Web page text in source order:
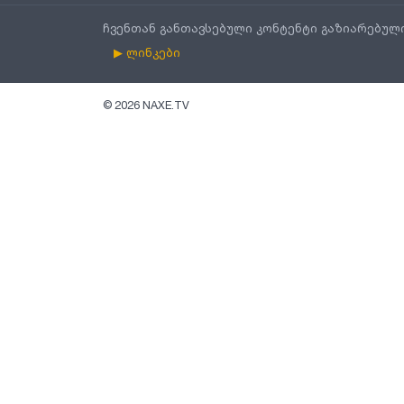
ჩვენთან განთავსებული კონტენტი
▶ ლინკები
© 2026 NAXE.TV